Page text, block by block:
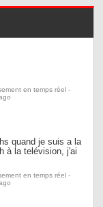
en temps réel -
quand je suis a la
à la telévision, j'ai
en temps réel -